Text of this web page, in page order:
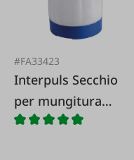
#FA33423
Interpuls Secchio
per mungitura
Ecobucket